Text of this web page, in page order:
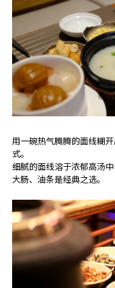
用一碗热气腾腾的面线糊
式。
细腻的面线溶于浓郁高汤
大肠、油条是经典之选。